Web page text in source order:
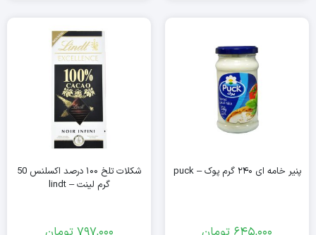
پنیر خامه ای ۲۴۰ گرم پوک – puck
شکلات تلخ ۱۰۰ درصد اکسلنس 50
گرم لینت – lindt